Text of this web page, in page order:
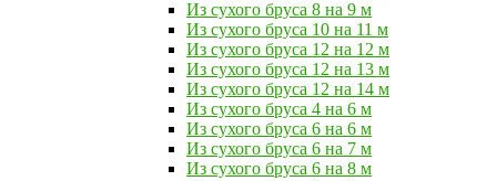
Из сухого бруса 8 на 9 м
Из сухого бруса 10 на 11 м
Из сухого бруса 12 на 12 м
Из сухого бруса 12 на 13 м
Из сухого бруса 12 на 14 м
Из сухого бруса 4 на 6 м
Из сухого бруса 6 на 6 м
Из сухого бруса 6 на 7 м
Из сухого бруса 6 на 8 м